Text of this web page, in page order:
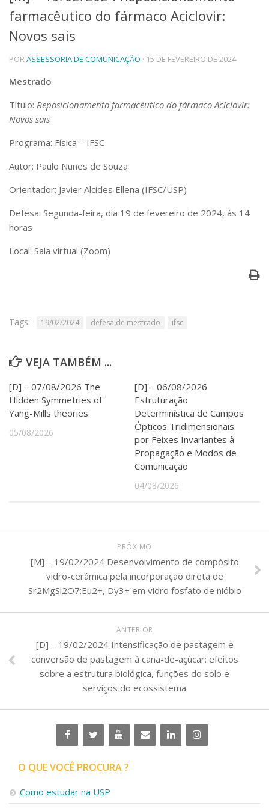
Telefones e Mapas
Pessoas
Ensino
Graduação
Educação a distância
Pesquisa e Inovação
Centros, Núcleos e Projetos em Rede
Iniciação Científica
Transferência de Tecnologia
Empresas Juniores
Extensão à Comunidade
Museus e Espaços Interativos
Segurança, Trânsito e Prevenção
Comunicação
Aplicativos e Sites
Jornal da USP
Agenda de Eventos
Defesa de Teses
farmacêutico do fármaco Aciclovir:
Novos sais
PORASSESSORIA DE COMUNICAÇÃO · 15 DE FEVEREIRO DE 2024
Mestrado
Título: Reposicionamento farmacêutico do fármaco Aciclovir:
Novos sais
Programa: Física – IFSC
Autor: Paulo Nunes de Souza
Orientador: Javier Alcides Ellena (IFSC/USP)
Defesa: Segunda-feira, dia 19 de fevereiro de 2024, às 14
horas
Local: Sala virtual (Zoom)
Tags: 19/02/2024 defesa de mestrado ifsc
VEJA TAMBÉM ...
[D] – 07/08/2026 The
Hidden Symmetries of
Yang-Mills theories
05/08/2026
[D] – 06/08/2026
Estruturação
Determinística de Campos
Ópticos Tridimensionais
por Feixes Invariantes à
Propagação e Modos de
Comunicação
04/08/2026
PRÓXIMO
[M] – 19/02/2024 Desenvolvimento de compósito
vidro-cerâmica pela incorporação direta de
Sr2MgSi2O7:Eu2+, Dy3+ em vidro fosfato de nióbio
ANTERIOR
[D] – 19/02/2024 Intensificação de pastagem e
conversão de pastagem à cana-de-açúcar: efeitos
sobre a estrutura biológica, funções do solo e
serviços do ecossistema
O QUE VOCÊ PROCURA ?
Como estudar na USP